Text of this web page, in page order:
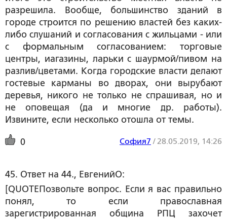
разрешила. Вообще, большинство зданий в
городе строится по решению властей без каких-
либо слушаний и согласования с жильцами - или
с формальным согласованием: торговые
центры, иагазины, ларьки с шаурмой/пивом на
разлив/цветами. Когда городские власти делают
гостевые карманы во дворах, они вырубают
деревья, никого не только не спрашивая, но и
не оповещая (да и многие др. работы).
Извините, если несколько отошла от темы.
0 София7 / 28.05.2019, 14:26
45. Ответ на 44., ЕвгенийО:
[QUOТЕПозвольте вопрос. Если я вас правильно
понял, то если православная
зарегистрированная община РПЦ захочет